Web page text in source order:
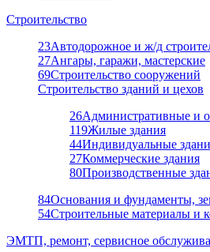
Строительство
23Автодорожное и ж/д
27Ангары, гаражи, мастерские
69Строительство сооружений
Строительство зданий и цехов
26Административные и
119Жилые здания
44Индивидуальные
27Коммерческие здания
80Производственные
84Основания и фундаменты,
54Строительные материалы и
ЭМТП, ремонт, сервисное